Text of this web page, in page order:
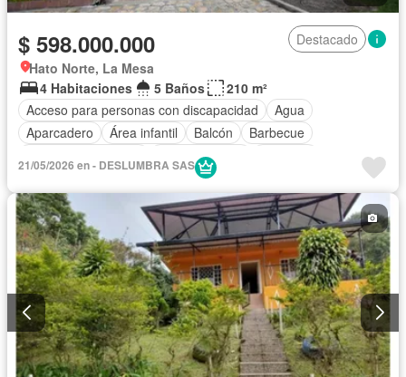
$ 598.000.000
Destacado
Hato Norte, La Mesa
4 Habitaciones
5 Baños
210 m²
Acceso para personas con discapacidad
Agua
Aparcadero
Área infantil Balcón
Barbecue
Cocina integral
Internet
Patio
Vigilante
Seguridad privada
Tanque de agua
Terraza Vista panorámica Wifi
21/05/2026 en - DESLUMBRA SAS